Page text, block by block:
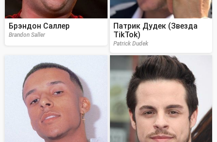
Брэндон Саллер
Brandon Saller
Патрик Дудек (Звезда
TikTok)
Patrick Dudek